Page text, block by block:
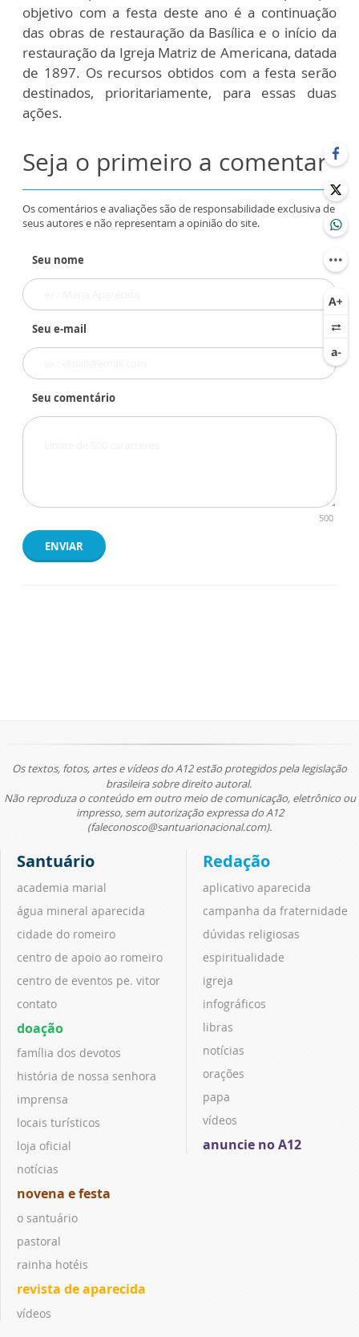
objetivo com a festa deste ano é a continuação
das obras de restauração da Basílica e o início da
restauração da Igreja Matriz de Americana, datada
de 1897. Os recursos obtidos com a festa serão
destinados, prioritariamente, para essas duas
ações.
Seja o primeiro a comentar
Os comentários e avaliações são de responsabilidade exclusiva de
seus autores e não representam a opinião do site.
Seu nome
Seu e-mail
Seu comentário
500
ENVIAR
Os textos, fotos, artes e vídeos do A12 estão protegidos pela legislação
brasileira sobre direito autoral.
Não reproduza o conteúdo em outro meio de comunicação, eletrônico ou
impresso, sem autorização expressa do A12
(faleconosco@santuarionacional.com).
Santuário
academia marial
água mineral aparecida
cidade do romeiro
centro de apoio ao romeiro
centro de eventos pe. vitor
contato
doação
família dos devotos
história de nossa senhora
imprensa
locais turísticos
loja oficial
notícias
novena e festa
o santuário
pastoral
rainha hotéis
revista de aparecida
vídeos
Redação
aplicativo aparecida
campanha da fraternidade
dúvidas religiosas
espiritualidade
igreja
infográficos
libras
notícias
orações
papa
vídeos
anuncie no A12